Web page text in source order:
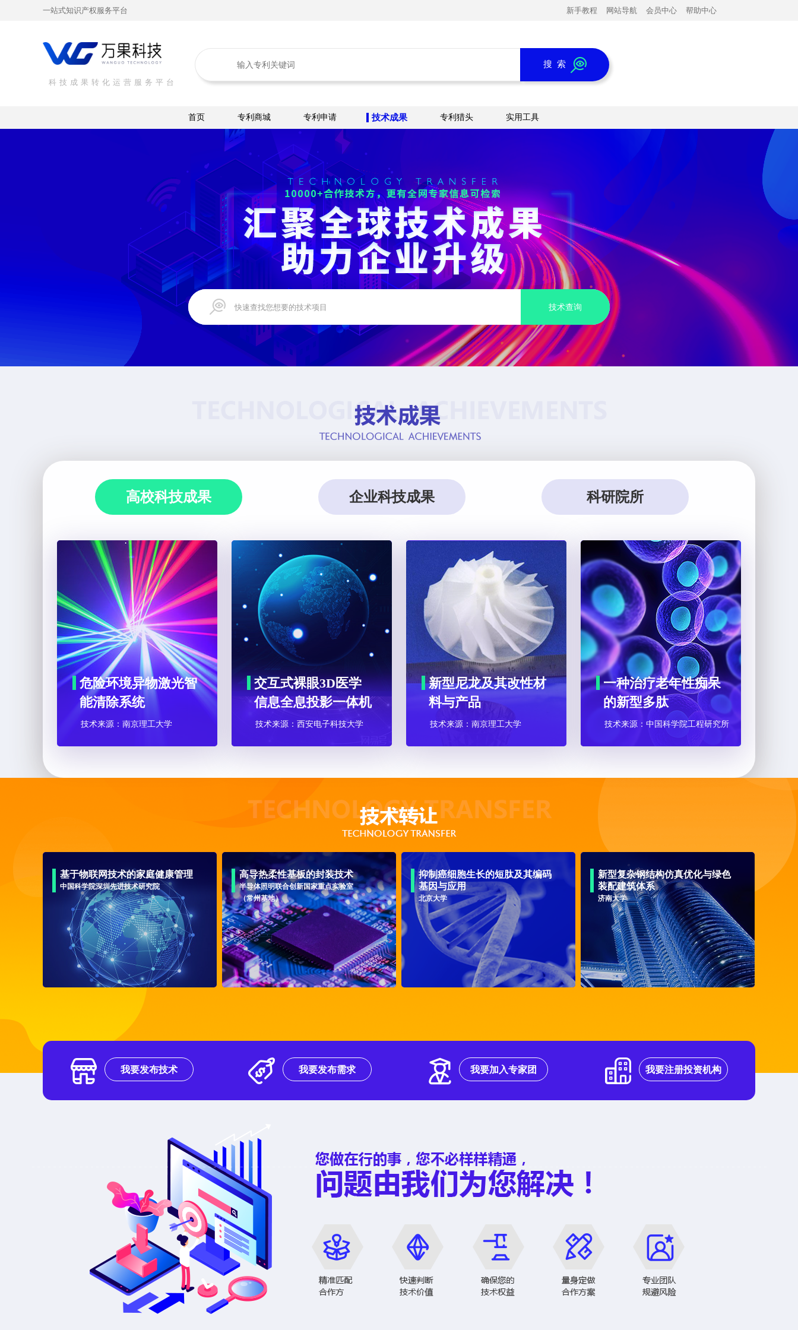
一站式知识产权服务平台 新手教程 网站导航 会员中心 帮助中心
科技成果转化运营服务平台
搜 索
首页 专利商城 专利申请 技术成果 专利猎头 实用工具
技术查询
高校科技成果 企业科技成果 科研院所
危险环境异物激光智
能清除系统
技术来源：南京理工大学
交互式裸眼3D医学
信息全息投影一体机
技术来源：西安电子科技大学
新型尼龙及其改性材
料与产品
技术来源：南京理工大学
一种治疗老年性痴呆
的新型多肽
技术来源：中国科学院工程研究所
基于物联网技术的家庭健康管理
中国科学院深圳先进技术研究院
高导热柔性基板的封装技术
半导体照明联合创新国家重点实验室
（常州基地）
抑制癌细胞生长的短肽及其编码
基因与应用
北京大学
新型复杂钢结构仿真优化与绿色
装配建筑体系
济南大学
我要发布技术 我要发布需求 我要加入专家团 我要注册投资机构